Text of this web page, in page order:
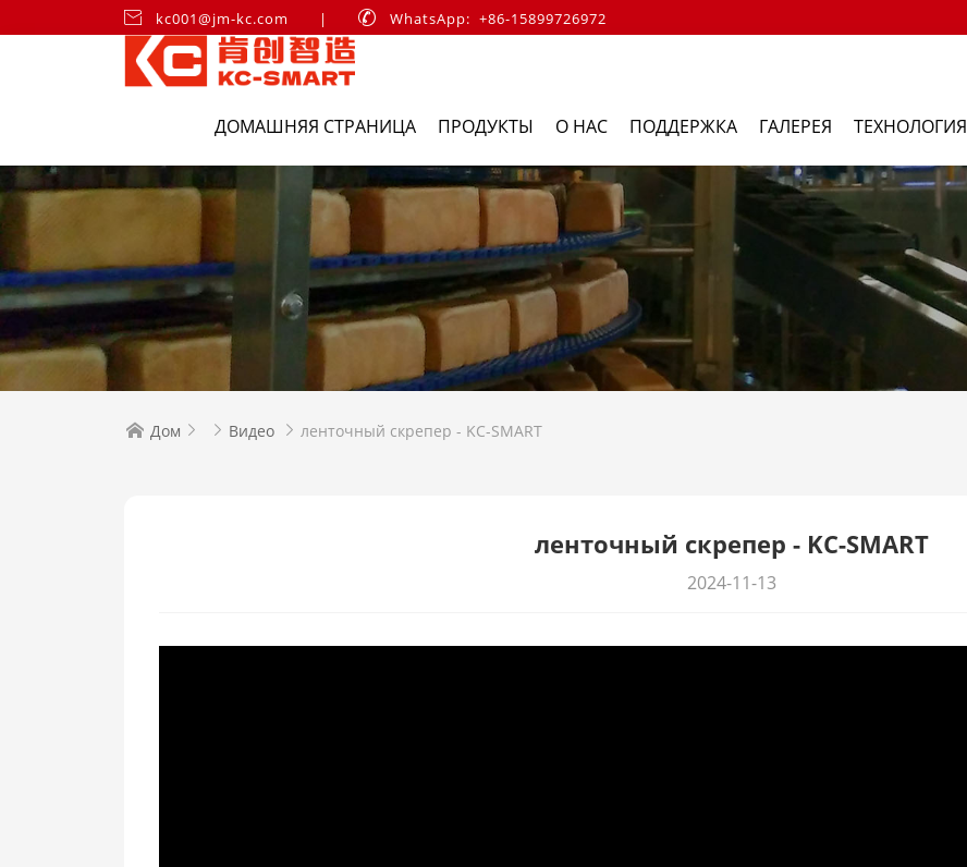
 kc001@jm-kc.com |  WhatsApp: +86-15899726972
ДОМАШНЯЯ СТРАНИЦА ПРОДУКТЫ О НАС ПОДДЕРЖКА ГАЛЕРЕЯ ТЕХНОЛОГИЯ
 Дом   Видео  ленточный скрепер - KC-SMART
ленточный скрепер - KC-SMART
2024-11-13